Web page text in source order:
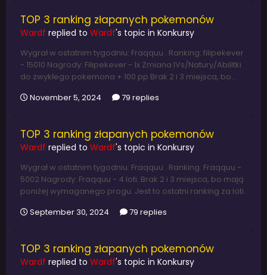
TOP 3 ranking złapanych pokemonów
Wardf replied to Wardf's topic in Konkursy
Wygrał w ostatnim tygodniu: Fraqquu . Ranking: filipekever
- 15010 Nagrody: Filipekever - 1x Zmiana IVs/Natury/Abilitki
do zwykłego pokemona + 100 pp Brak 2 i 3 miejsca, bo...
November 5, 2024
79 replies
TOP 3 ranking złapanych pokemonów
Wardf replied to Wardf's topic in Konkursy
Wygrał w ostatnim tygodniu: Fraqquu . Ranking: Fraqquu -
5002 Nagrody: Fraqquu - 4 loti. Brak 2 i 3 miejsca, bo mają
poniżej wymaganego progu. Jest to ostatni ranking za loti.
September 30, 2024
79 replies
TOP 3 ranking złapanych pokemonów
Wardf replied to Wardf's topic in Konkursy